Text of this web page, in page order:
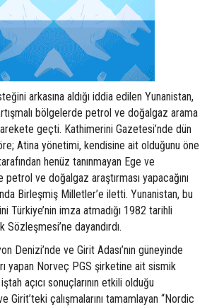
arkasına aldığı iddia edilen Yunanistan,
bölgelerde petrol ve doğalgaz arama
geçti. Kathimerini Gazetesi’nde dün
Atina yönetimi, kendisine ait olduğunu öne
henüz tanınmayan Ege ve
ve doğalgaz araştırması yapacağını
Birleşmiş Milletler’e iletti. Yunanistan, bu
Türkiye’nin imza atmadığı 1982 tarihli
Sözleşmesi’ne dayandırdı.
Denizi’nde ve Girit Adası’nın güneyinde
yapan Norveç PGS şirketine ait sismik
açıcı sonuçlarının etkili olduğu
Girit’teki çalışmalarını tamamlayan “Nordic